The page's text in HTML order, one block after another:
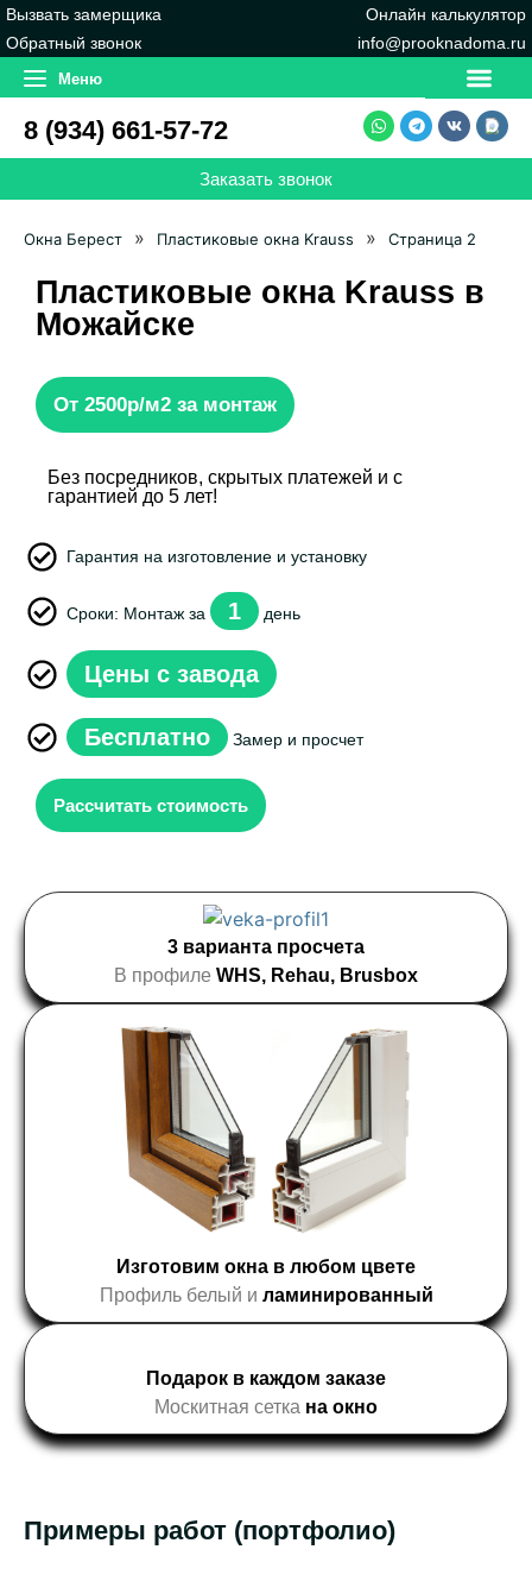
Вызвать замерщика
Онлайн калькулятор
Обратный звонок
info@prooknadoma.ru
Меню
8 (934) 661-57-72
Заказать звонок
Окна Берест » Пластиковые окна Krauss » Страница 2
Пластиковые окна Krauss в
Можайске
От 2500р/м2 за монтаж
Без посредников, скрытых платежей и с
гарантией до 5 лет!
Гарантия на изготовление и установку
Сроки: Монтаж за 1 день
Цены с завода
Бесплатно Замер и просчет
Рассчитать стоимость
3 варианта просчета
В профиле WHS, Rehau, Brusbox
Изготовим окна в любом цвете
Профиль белый и ламинированный
Подарок в каждом заказе
Москитная сетка на окно
Примеры работ (портфолио)